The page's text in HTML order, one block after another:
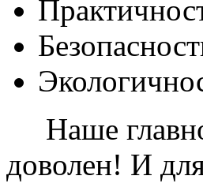
Наше
доволен! И